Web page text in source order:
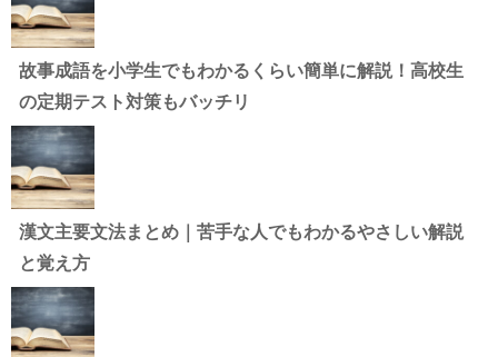
故事成語を小学生でもわかるくらい簡単に解説！高校生
の定期テスト対策もバッチリ
漢文主要文法まとめ｜苦手な人でもわかるやさしい解説
と覚え方